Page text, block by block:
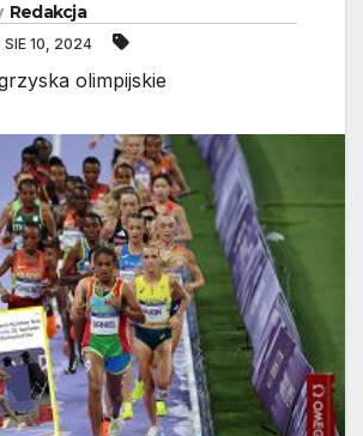
Redakcja
SIE 10, 2024
olimpijskie